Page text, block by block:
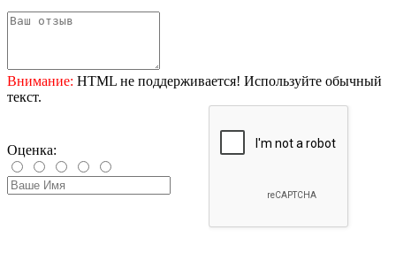
Внимание: HTML не поддерживается! Используйте обычный
текст.
Оценка: